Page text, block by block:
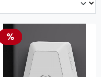
Rabatt
%